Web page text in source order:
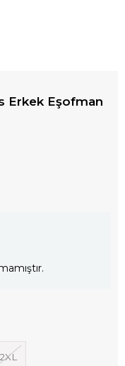
Erkek Eşofman
2XL